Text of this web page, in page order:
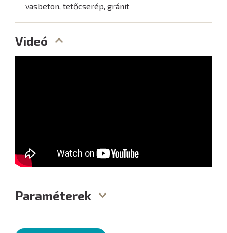
vasbeton, tetőcserép, gránit
Videó
Paraméterek